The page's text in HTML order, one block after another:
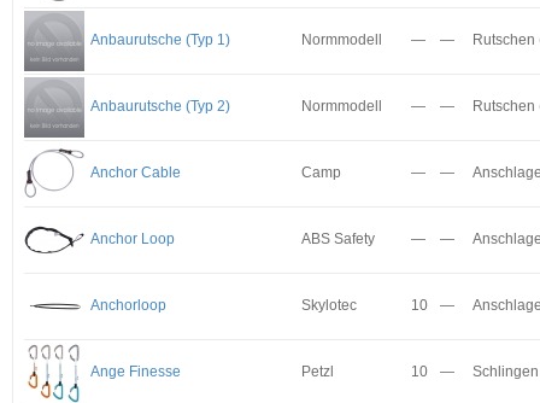
Anbaurutsche (Typ 1) Normmodell — — Rutschen
Anbaurutsche (Typ 2) Normmodell — — Rutschen
Anchor Cable Camp — —
Anchor Loop ABS Safety — —
Anchorloop Skylotec 10 —
Ange Finesse Petzl 10 —